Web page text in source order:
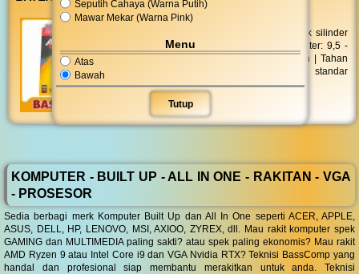
Seputih Cahaya (Warna Putih)
Mawar Mekar (Warna Pink)
Menu
Atas
Bawah
Tutup
14.000,00NEGO
ABC Alkaline LR-03 MP AAA 2'S berbentuk silinder
dengan tinggi maximum 44,5 mm | Diameter: 9,5 -
10,5 mm | Daya: 1,5 volt | Jumlah: 2 buah | Tahan
lama | Batu baterai ini telah memenuhi standar
ramah lingkungan
KOMPUTER - BUILT UP - ALL IN ONE - RAKITAN - VGA
- PROSESOR
Sedia berbagi merk Komputer Built Up dan All In One seperti ACER, APPLE,
ASUS, DELL, HP, LENOVO, MSI, AXIOO, ZYREX, dll. Mau rakit komputer spek
GAMING dan MULTIMEDIA paling sakti? atau spek paling ekonomis? Mau rakit
AMD Ryzen 9 atau Intel Core i9 dan VGA Nvidia RTX? Teknisi BassComp yang
handal dan profesional siap membantu merakitkan untuk anda. Teknisi